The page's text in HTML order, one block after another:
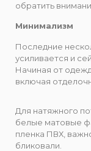
обратить
Минимализм
Последние
усиливается и
Начиная от
включая
Для натяжного
белые матовые
пленка ПВХ,
бликовали.